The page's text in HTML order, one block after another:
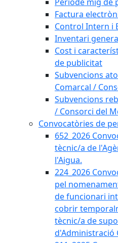
Factura
Control Intern i
Inventari
Cost i
de publicitat
Subvencions
Comarcal /
Subvencions
/ Consorci del
Convocatòries de
652_2026
tècnic/a de
l'Aigua.
224_2026
pel
de funcionari
cobrir
tècnic/a de
d'Administració